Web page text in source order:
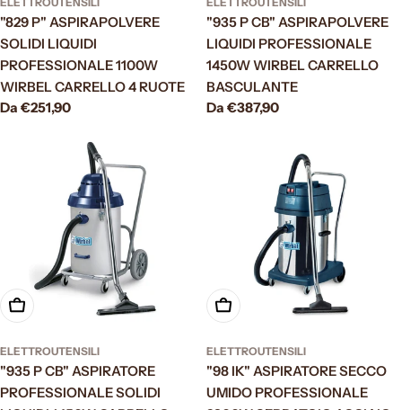
"829 P" ASPIRAPOLVERE
SOLIDI LIQUIDI
PROFESSIONALE 1100W
WIRBEL CARRELLO 4 RUOTE
Prezzo
Da €251,90
"935 P CB" ASPIRAPOLVERE
LIQUIDI PROFESSIONALE
1450W WIRBEL CARRELLO
BASCULANTE
Prezzo
Da €387,90
Aggiungi al carrello
ELETTROUTENSILI
"935 P CB" ASPIRATORE
PROFESSIONALE SOLIDI
Aggiungi al carrello
ELETTROUTENSILI
"98 IK" ASPIRATORE SECCO
UMIDO PROFESSIONALE